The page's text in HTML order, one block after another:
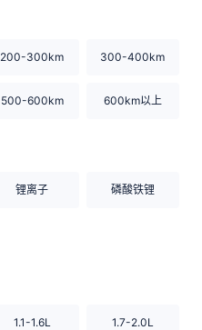
200-300km 300-400km
500-600km 600km以上
锂离子 磷酸铁锂
1.1-1.6L 1.7-2.0L